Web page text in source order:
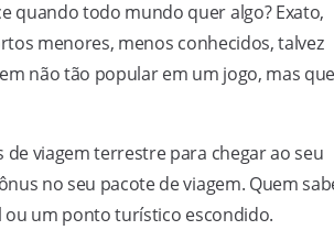
quando todo mundo quer algo? Exato,
menores, menos conhecidos, talvez
não tão popular em um jogo, mas que
viagem terrestre para chegar ao seu
no seu pacote de viagem. Quem
ou um ponto turístico escondido.